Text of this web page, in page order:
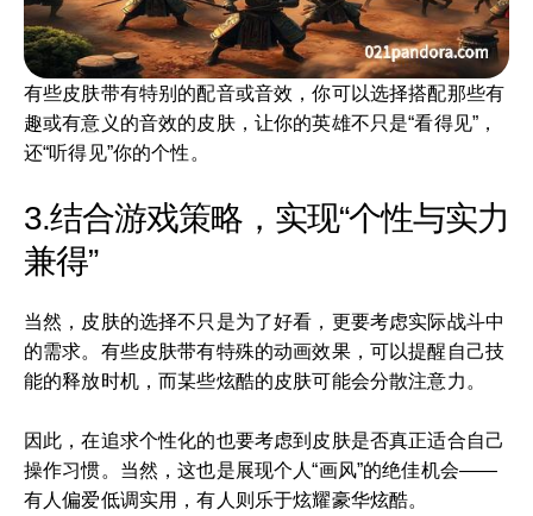
有些皮肤带有特别的配音或音效，你可以选择搭配那些有
趣或有意义的音效的皮肤，让你的英雄不只是“看得见”，
还“听得见”你的个性。
3.结合游戏策略，实现“个性与实力
兼得”
当然，皮肤的选择不只是为了好看，更要考虑实际战斗中
的需求。有些皮肤带有特殊的动画效果，可以提醒自己技
能的释放时机，而某些炫酷的皮肤可能会分散注意力。
因此，在追求个性化的也要考虑到皮肤是否真正适合自己
操作习惯。当然，这也是展现个人“画风”的绝佳机会——
有人偏爱低调实用，有人则乐于炫耀豪华炫酷。